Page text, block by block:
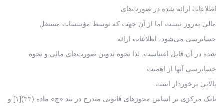
اطلاعات ارائه شده در صورت‌های
مالی به‌روز نیست اما از آن جهت که توسط مؤسسات مستقل
حسابرسی می‌شود، اطلاعات ارائه
شده در آن قابل اعتناست. لذا نحوه تدوین صورت‌های مالی و نحوه
حسابرسی آنها از اهمیت
بالایی برخوردار است.
بانک مرکزی بر اساس مجوزهای قانونی مندرج در بند «ج» ماده (۳۳)[۱] و